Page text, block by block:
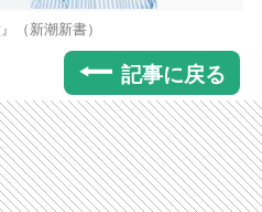
（新潮新書）
記事に戻る